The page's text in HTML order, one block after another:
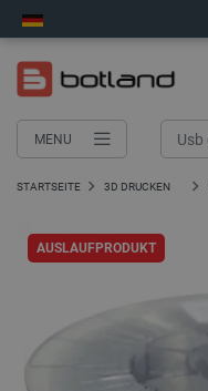
MENU
STARTSEITE 3D DRUCKEN
AUSLAUFPRODUKT